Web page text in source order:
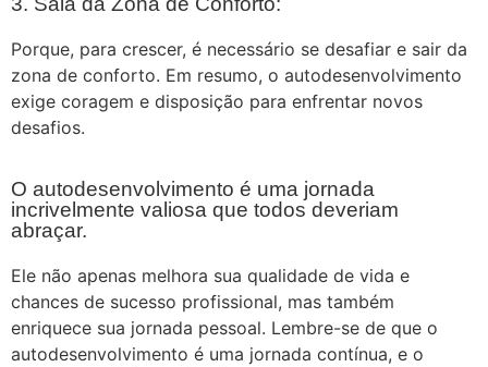
Porque, para crescer, é necessário se desafiar e sair da
zona de conforto. Em resumo, o autodesenvolvimento
exige coragem e disposição para enfrentar novos
desafios.
O autodesenvolvimento é uma jornada
incrivelmente valiosa que todos deveriam
abraçar.
Ele não apenas melhora sua qualidade de vida e
chances de sucesso profissional, mas também
enriquece sua jornada pessoal. Lembre-se de que o
autodesenvolvimento é uma jornada contínua, e o